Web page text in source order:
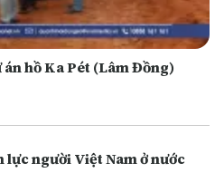
hồ Ka Pét (Lâm Đồng)
người Việt Nam ở nước